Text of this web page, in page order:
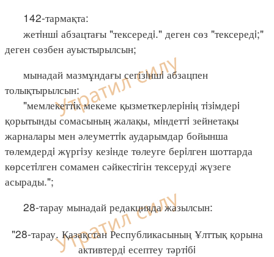
142-тармақта:
жетiншi абзацтағы "тексередi." деген сөз "тексередi;"
деген сөзбен ауыстырылсын;
мынадай мазмұндағы сегізiншi абзацпен
толықтырылсын:
"мемлекеттiк мекеме қызметкерлерiнiң тiзiмдерi
қорытынды сомасының жалақы, мiндеттi зейнетақы
жарналары мен әлеуметтiк аударымдар бойынша
төлемдердi жүргiзу кезiнде төлеуге берiлген шоттарда
көрсетiлген сомамен сәйкестiгін тексерудi жүзеге
асырады.";
28-тарау мынадай редакцияда жазылсын:
"28-тарау. Қазақстан Республикасының Ұлттық қорына
активтердi есептеу тәртiбi